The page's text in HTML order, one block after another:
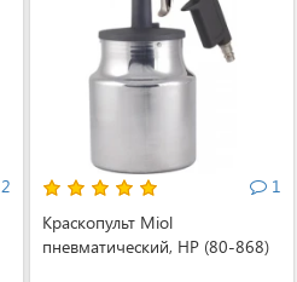
2
1
Краскопульт Miol
пневматический, HP (80-868)